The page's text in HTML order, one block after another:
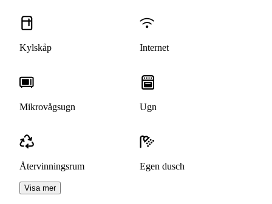
Kylskåp Internet
Mikrovågsugn Ugn
Återvinningsrum Egen dusch
Visa mer